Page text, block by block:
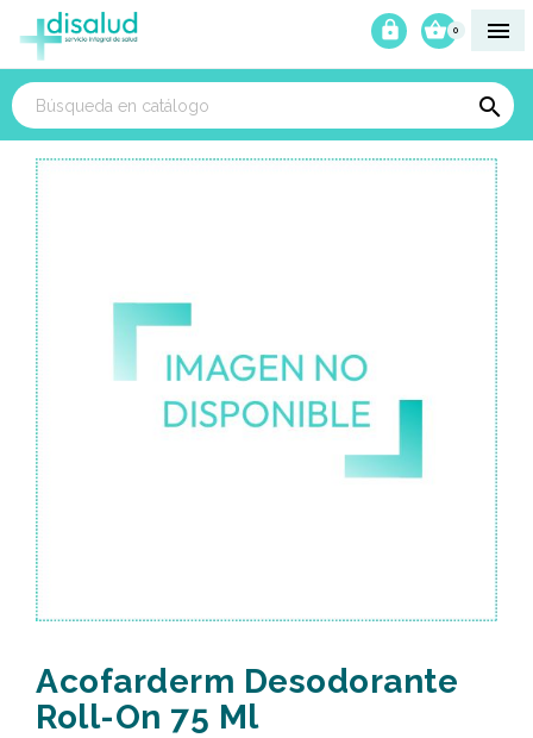

0



Acofarderm Desodorante
Roll-On 75 Ml